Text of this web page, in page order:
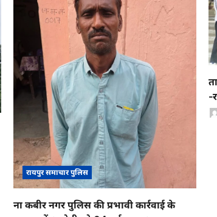
रायपुर समाचार पुलिस
ना कबीर नगर पुलिस की प्रभावी कार्रवाई के
-